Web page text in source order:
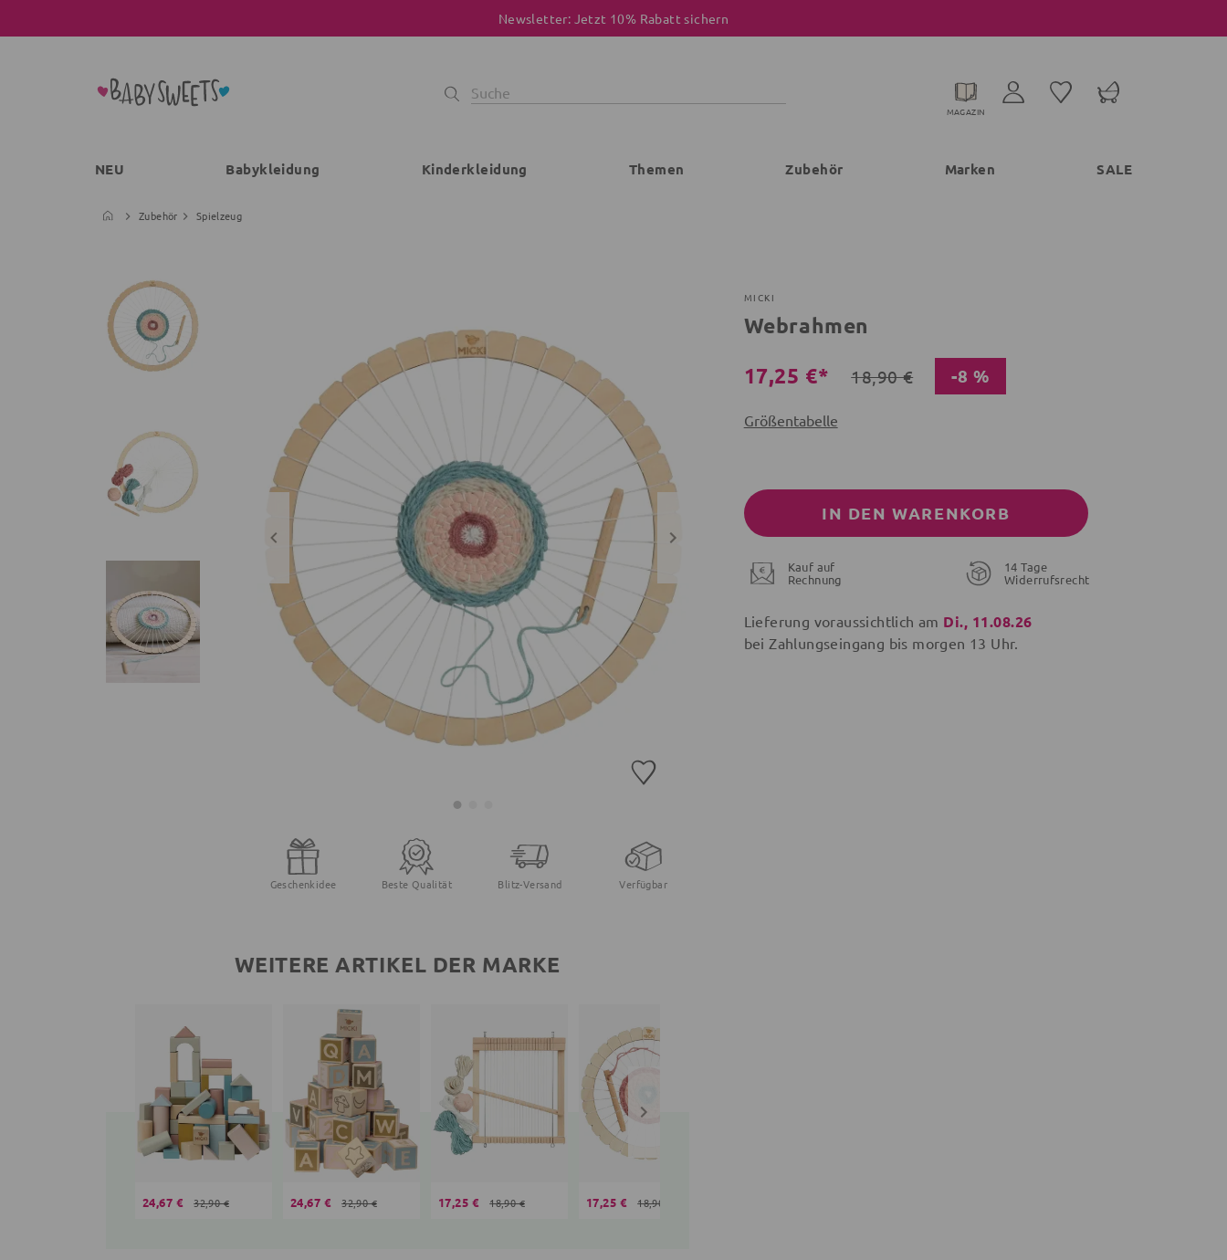
Newsletter: Jetzt 10% Rabatt sichern
MAGAZIN
NEU Babykleidung Kinderkleidung Themen Zubehör Marken SALE
Zubehör Spielzeug
Geschenkidee Beste Qualität Blitz-Versand Verfügbar
WEITERE ARTIKEL DER MARKE
24,67 € 32,90 € 24,67 € 32,90 € 17,25 € 18,90 € 17,25 € 18,90 €
MICKI
Webrahmen
17,25 €*
18,90 € -8 %
Größentabelle
IN DEN WARENKORB
Kauf auf
Rechnung
14 Tage
Widerrufsrecht
Lieferung voraussichtlich am Di., 11.08.26
bei Zahlungseingang bis morgen 13 Uhr.